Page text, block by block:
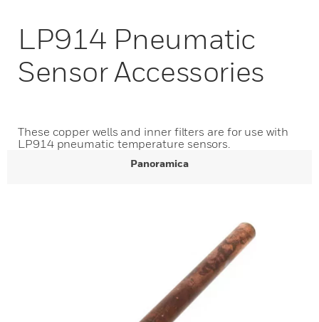
LP914 Pneumatic
Sensor Accessories
These copper wells and inner filters are for use with
LP914 pneumatic temperature sensors.
Panoramica